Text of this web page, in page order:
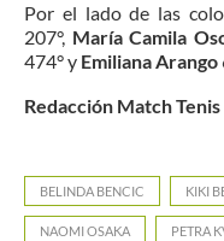
Por el lado de las
207°, María Camila
474° y Emiliana Arango
Redacción Match Tenis
BELINDA BENCIC KIKI
NAOMI OSAKA PETRA